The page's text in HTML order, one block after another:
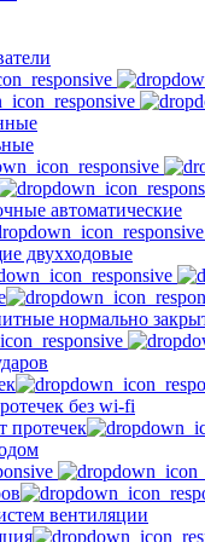
автоматические
двухходовые
нормально
без wi-fi
протечек
вентиляции